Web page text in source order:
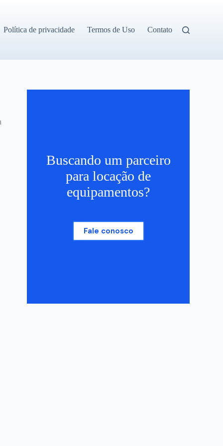
Política de privacidade Termos de Uso Contato
Buscando um parceiro
para locação de
equipamentos?
Fale conosco